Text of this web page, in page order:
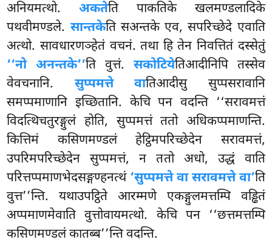
अनियमत्थो.अकतेति पाकतिके खलमण्डलादिके
पथवीमण्डले. सान्तकेति सअन्तके एव, सपरिच्छेदे एवाति
अत्थो. सावधारणञ्हेतं वचनं. तथा हि तेन निवत्तितं दस्सेतुं
‘‘नो अनन्तके’’ति वुत्तं. सकोटियेतिआदीनिपि तस्सेव
वेवचनानि. सुप्पमत्ते वातिआदीसु सुप्पसरावानि
समप्पमाणानि इच्छितानि. केचि पन वदन्ति ‘‘सरावमत्तं
विदत्थिचतुरङ्गुलं होति, सुप्पमत्तं ततो अधिकप्पमाणन्ति.
कित्तिमं कसिणमण्डलं हेट्ठिमपरिच्छेदेन सरावमत्तं,
उपरिमपरिच्छेदेन सुप्पमत्तं, न ततो अधो, उद्धं वाति
परित्तप्पमाणभेदसङ्गण्हनत्थं ‘सुप्पमत्ते वा सरावमत्ते वा’ति
वुत्त’’न्ति. यथाउपट्ठिते आरम्मणे एकङ्गुलमत्तम्पि वड्ढितं
अप्पमाणमेवाति वुत्तोवायमत्थो. केचि पन ‘‘छत्तमत्तम्पि
कसिणमण्डलं कातब्ब’’न्ति वदन्ति.